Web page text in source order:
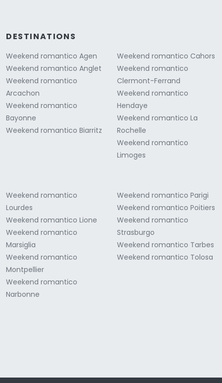
DESTINATIONS
Weekend romantico Agen
Weekend romantico Anglet
Weekend romantico
Arcachon
Weekend romantico
Bayonne
Weekend romantico Biarritz
Weekend romantico Cahors
Weekend romantico
Clermont-Ferrand
Weekend romantico
Hendaye
Weekend romantico La
Rochelle
Weekend romantico
Limoges
Weekend romantico
Lourdes
Weekend romantico Lione
Weekend romantico
Marsiglia
Weekend romantico
Montpellier
Weekend romantico
Narbonne
Weekend romantico Parigi
Weekend romantico Poitiers
Weekend romantico
Strasburgo
Weekend romantico Tarbes
Weekend romantico Tolosa